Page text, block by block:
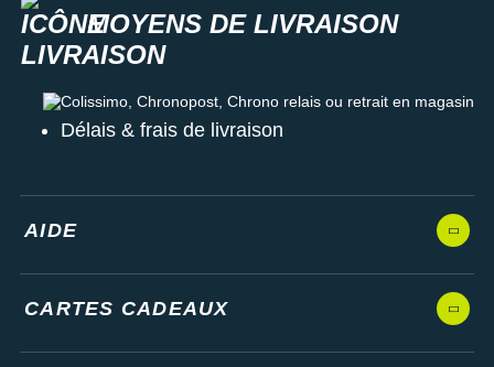
MOYENS DE LIVRAISON
Colissimo, Chronopost, Chrono relais ou retrait en magasin
Délais & frais de livraison
AIDE
CARTES CADEAUX